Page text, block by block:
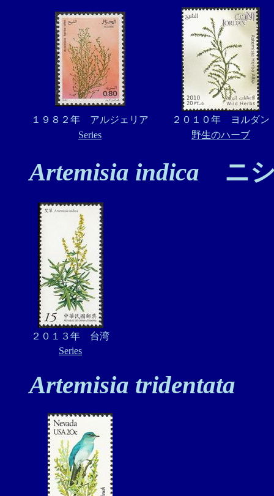
１９８２年 アルジェリア
２０１０年 ヨルダン
Series
野生のハーブ
Artemisia indica ニ
２０１３年 台湾
Series
Artemisia tridentata